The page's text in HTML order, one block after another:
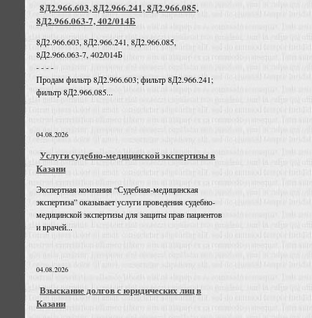
8Д2.966.603, 8Д2.966.241, 8Д2.966.085,
8Д2.966.063-7, 402/014Б
8Д2.966.603, 8Д2.966.241, 8Д2.966.085,
8Д2.966.063-7, 402/014Б
- - - -
Продам фильтр 8Д2.966.603; фильтр 8Д2.966.241;
фильтр 8Д2.966.085...
04.08.2026
Услуги судебно-медицинской экспертизы в
Казани
Экспертная компания “Судебная-медицинская
экспертиза” оказывает услуги проведения судебно-
медицинской экспертизы для защиты прав пациентов
и врачей...
04.08.2026
Взыскание долгов с юридических лиц в
Казани